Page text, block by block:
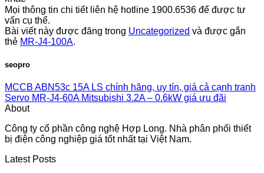
Mọi thông tin chi tiết liên hệ hotline 1900.6536 để được tư
vấn cụ thể.
Bài viết này được đăng trong Uncategorized và được gắn
thẻ MR-J4-100A.
seopro
MCCB ABN53c 15A LS chính hãng, uy tín, giá cả cạnh tranh
Servo MR-J4-60A Mitsubishi 3.2A – 0.6kW giá ưu đãi
About
Công ty cổ phần công nghệ Hợp Long. Nhà phân phối thiết
bị điện công nghiệp giá tốt nhất tại Việt Nam.
Latest Posts